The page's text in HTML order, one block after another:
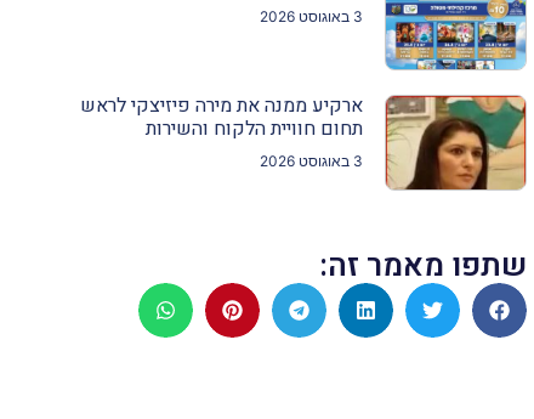
3 באוגוסט 2026
ארקיע ממנה את מירה פיזיצקי לראש
תחום חוויית הלקוח והשירות
3 באוגוסט 2026
שתפו מאמר זה: